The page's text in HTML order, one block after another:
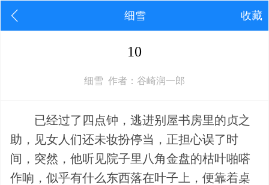
细雪 收藏
10
细雪 作者：谷崎润一郎
已经过了四点钟，逃进别屋书房里的贞之
助，见女人们还未妆扮停当，正担心误了时
间，突然，他听见院子里八角金盘的枯叶啪嗒
作响，似乎有什么东西落在叶子上，便靠着桌